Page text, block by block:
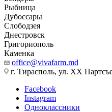
Рыбница
Дубоссары
Слободзея
Днестровск
Григориополь
Каменка
office@vivafarm.md
г. Тирасполь, ул. ХХ
Facebook
Instagram
Одноклассники